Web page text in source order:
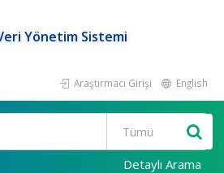
Yönetim Sistemi
Araştırmacı Girişi English
Detaylı Arama